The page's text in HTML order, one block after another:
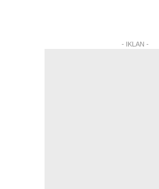
- IKLAN -